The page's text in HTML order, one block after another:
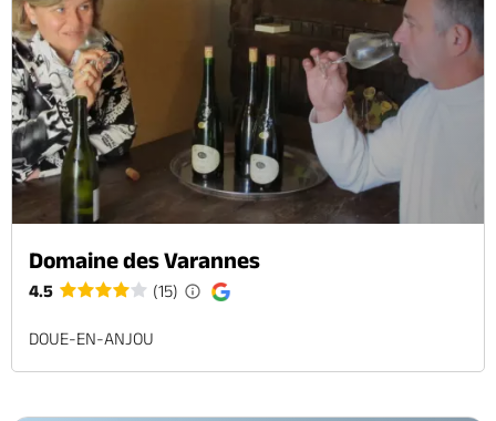
Domaine des Varannes
4.5 (15)
DOUE-EN-ANJOU